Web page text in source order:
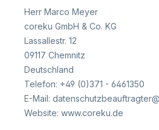
Herr Marco Meyer
coreku GmbH & Co. KG
Lassallestr. 12
09117 Chemnitz
Deutschland
Telefon: +49 (0)371 - 6461350
E-Mail:
Website: www.coreku.de